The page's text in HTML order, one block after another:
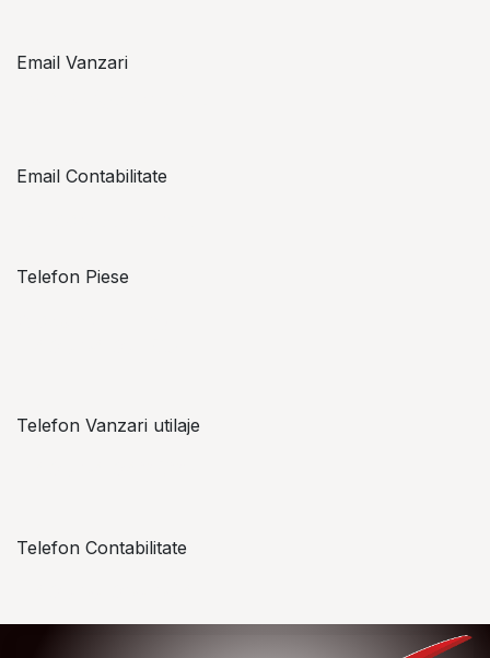
Email Vanzari
Email Contabilitate
Telefon Piese
Telefon Vanzari utilaje
Telefon Contabilitate